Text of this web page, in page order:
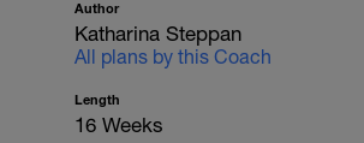
Author
Katharina Steppan
All plans by this Coach
Length
16 Weeks